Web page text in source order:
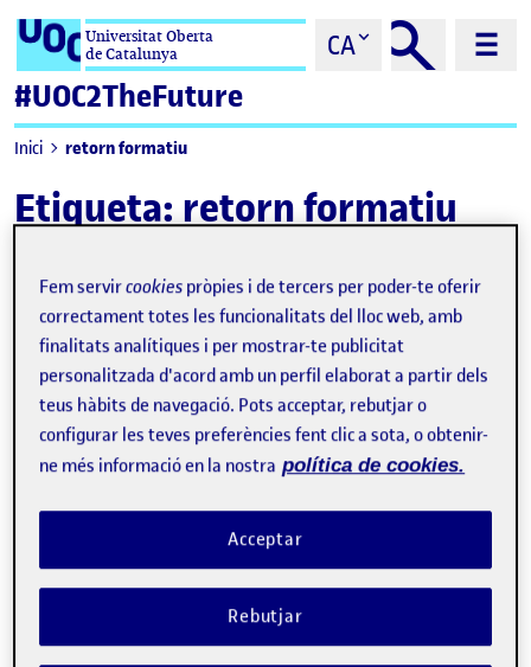
Saltar al contingutUniversitat Oberta
de Catalunya
CA
#UOC2TheFuture
Inici retorn formatiu
Etiqueta: retorn formatiu
video
L’avaluació formativa i digital a
Ensenyament de la llengua
catalana (LILC i TILA)
Fem servircookies pròpies i de tercers per poder-te oferir
correctament totes les funcionalitats del lloc web, amb
finalitats analítiques i per mostrar-te publicitat
personalitzada d'acord amb un perfil elaborat a partir dels
teus hàbits de navegació. Pots acceptar, rebutjar o
configurar les teves preferències fent clic a sota, o obtenir-
ne més informació en la nostra política de cookies.
Rebutjar
Acceptar